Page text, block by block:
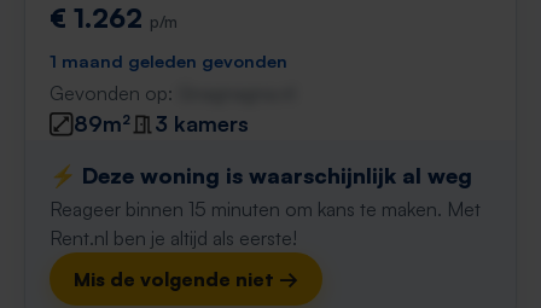
€ 1.262 p/m
1 maand geleden gevonden
Gevonden op:
89m²
3 kamers
⚡️ Deze woning is waarschijnlijk al weg
Reageer binnen 15 minuten om kans te maken. Met
Rent.nl ben je altijd als eerste!
Mis de volgende niet →